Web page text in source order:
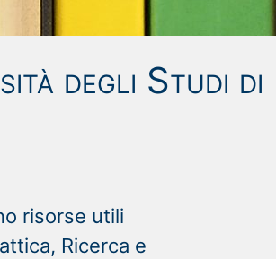
degli Studi di
risorse utili
Ricerca e